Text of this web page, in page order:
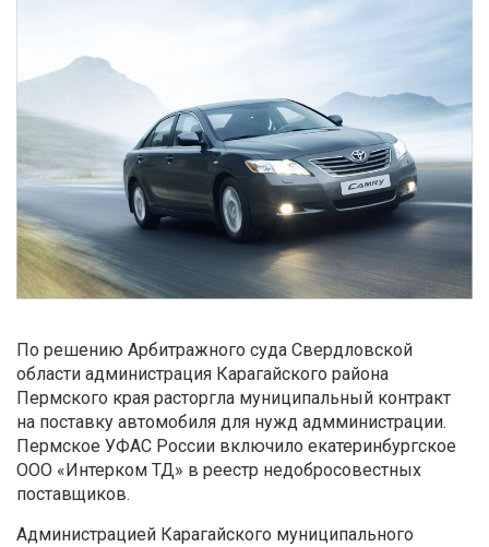
По решению Арбитражного суда Свердловской
области администрация Карагайского района
Пермского края расторгла муниципальный контракт
на поставку автомобиля для нужд адмминистрации.
Пермское УФАС России включило екатеринбургское
ООО «Интерком ТД» в реестр недобросовестных
поставщиков.
Администрацией Карагайского муниципального